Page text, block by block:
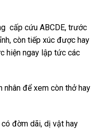
cấp cứu ABCDE, trước
còn tiếp xúc được hay
hiện ngay lập tức các
nhân để xem còn thở hay
đờm dãi, dị vật hay